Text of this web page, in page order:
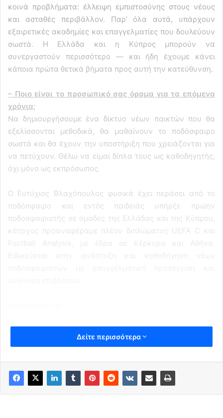
κοινά προβλήματα: έλλειψη εμπιστοσύνης στους νέους
και ασταθές περιβάλλον. Παρ’ όλα αυτά, υπάρχουν
εξαιρετικές ακαδημίες και επαγγελματίες που δουλεύουν
σωστά. Η Ελλάδα και η Κύπρος μπορούν να
συνεργαστούν περισσότερο — και ήδη έχουμε κάνει
κάποια πρώτα θετικά βήματα προς αυτή την κατεύθυνση.
– Ποιο είναι το προσωπικό σας όραμα για τα επόμενα
χρόνια;
Να δημιουργήσουμε ένα δίκτυο νέων παικτών που θα
εξελίσσονται μεθοδικά, θα μαθαίνουν το ποδόσφαιρο
σωστά και θα έχουν την υποστήριξη που χρειάζονται για
να πετύχουν. Θέλω να είμαι δίπλα τους ως καθοδηγητής,
όχι μόνο ως εκπρόσωπος.
Ο Ευτύχιος Βλαχόπουλος φυσικά έχει περάσει από το
ποδόσφαιρο και εντός παιδειάς υπήρξε πρώην
ποδοσφαιριστής σε ομάδες της Ελλάδας και της Κύπρου,
κάτοχος προαναφέραμε πλέον διπλώματος UEFA C και
Football Analysis, με έδρα σε Κέρκυρα και Αθήνα.
Δείτε περισσότερα